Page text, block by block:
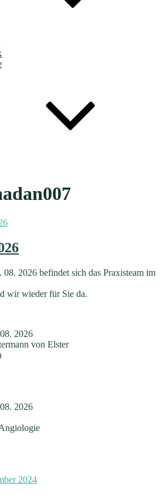
2026 befindet sich das Praxisteam im
wir wieder für Sie da.
2026
von Elster
2026
2024